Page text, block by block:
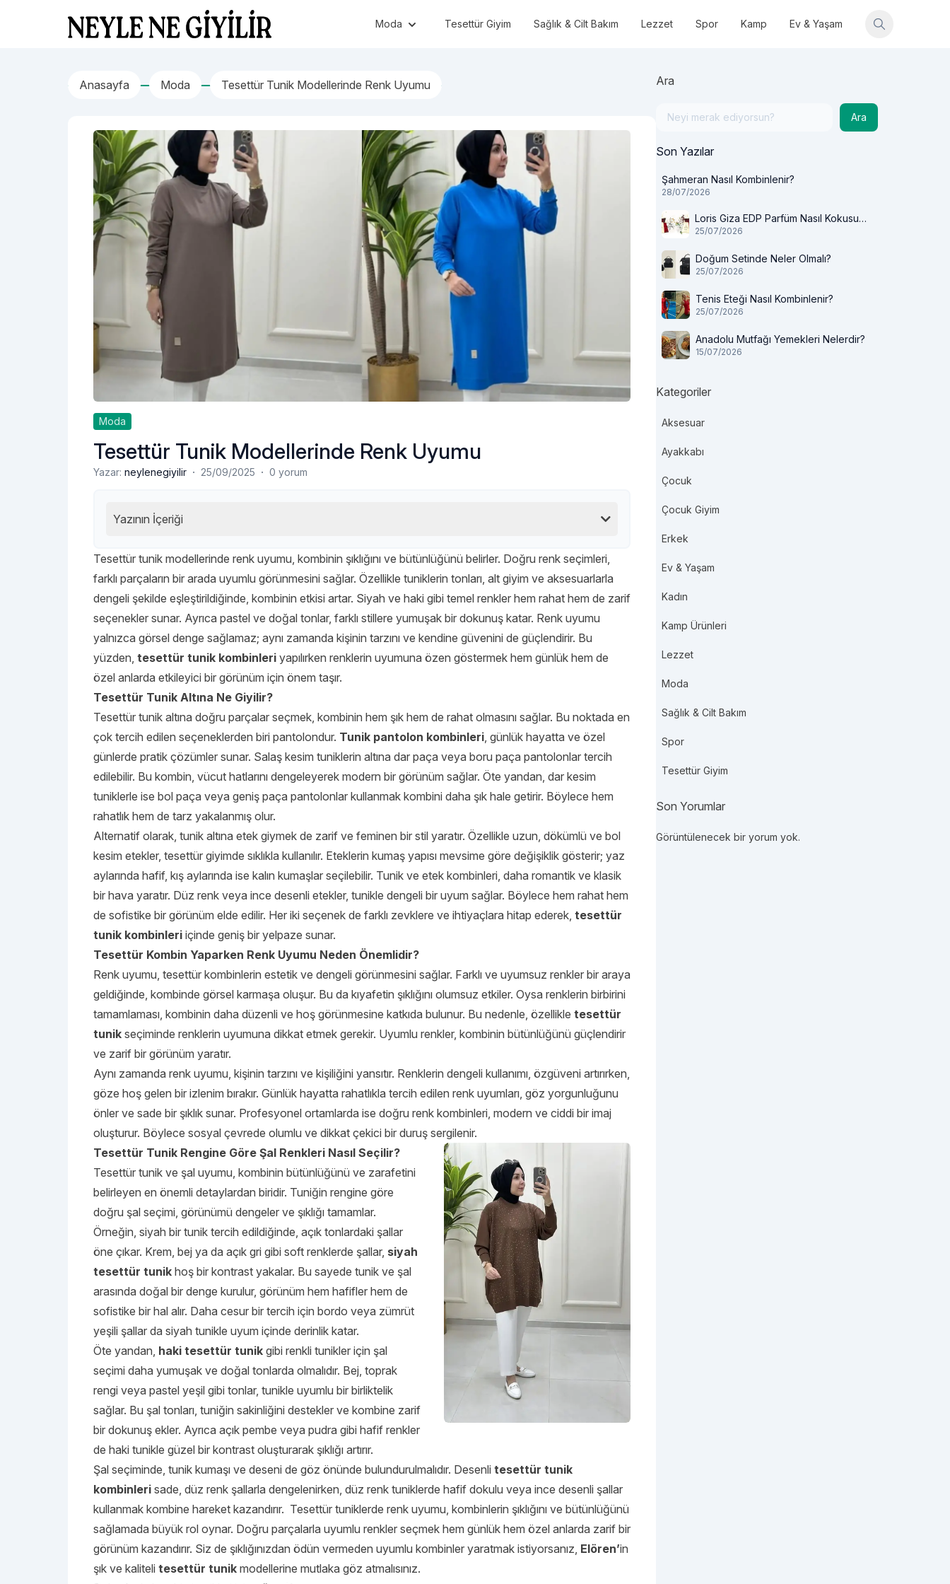
Neyle Ne Giyilir Moda Tesettür Giyim Sağlık & Cilt Bakım Lezzet Spor Kamp Ev & Yaşam
Anasayfa Moda Tesettür Tunik Modellerinde Renk Uyumu
Moda
Tesettür Tunik Modellerinde Renk Uyumu
Yazar: neylenegiyilir · 25/09/2025 · 0 yorum
Yazının İçeriği
Tesettür tunik modellerinde renk uyumu, kombinin şıklığını ve bütünlüğünü belirler. Doğru renk seçimleri,
farklı parçaların bir arada uyumlu görünmesini sağlar. Özellikle tuniklerin tonları, alt giyim ve aksesuarlarla
dengeli şekilde eşleştirildiğinde, kombinin etkisi artar. Siyah ve haki gibi temel renkler hem rahat hem de zarif
seçenekler sunar. Ayrıca pastel ve doğal tonlar, farklı stillere yumuşak bir dokunuş katar. Renk uyumu
yalnızca görsel denge sağlamaz; aynı zamanda kişinin tarzını ve kendine güvenini de güçlendirir. Bu
yüzden, tesettür tunik kombinleri yapılırken renklerin uyumuna özen göstermek hem günlük hem de
özel anlarda etkileyici bir görünüm için önem taşır.
Tesettür Tunik Altına Ne Giyilir?
Tesettür tunik altına doğru parçalar seçmek, kombinin hem şık hem de rahat olmasını sağlar. Bu noktada en
çok tercih edilen seçeneklerden biri pantolondur. Tunik pantolon kombinleri, günlük hayatta ve özel
günlerde pratik çözümler sunar. Salaş kesim tuniklerin altına dar paça veya boru paça pantolonlar tercih
edilebilir. Bu kombin, vücut hatlarını dengeleyerek modern bir görünüm sağlar. Öte yandan, dar kesim
tuniklerle ise bol paça veya geniş paça pantolonlar kullanmak kombini daha şık hale getirir. Böylece hem
rahatlık hem de tarz yakalanmış olur.
Alternatif olarak, tunik altına etek giymek de zarif ve feminen bir stil yaratır. Özellikle uzun, dökümlü ve bol
kesim etekler, tesettür giyimde sıklıkla kullanılır. Eteklerin kumaş yapısı mevsime göre değişiklik gösterir; yaz
aylarında hafif, kış aylarında ise kalın kumaşlar seçilebilir. Tunik ve etek kombinleri, daha romantik ve klasik
bir hava yaratır. Düz renk veya ince desenli etekler, tunikle dengeli bir uyum sağlar. Böylece hem rahat hem
de sofistike bir görünüm elde edilir. Her iki seçenek de farklı zevklere ve ihtiyaçlara hitap ederek, tesettür
tunik kombinleri içinde geniş bir yelpaze sunar.
Tesettür Kombin Yaparken Renk Uyumu Neden Önemlidir?
Renk uyumu, tesettür kombinlerin estetik ve dengeli görünmesini sağlar. Farklı ve uyumsuz renkler bir araya
geldiğinde, kombinde görsel karmaşa oluşur. Bu da kıyafetin şıklığını olumsuz etkiler. Oysa renklerin birbirini
tamamlaması, kombinin daha düzenli ve hoş görünmesine katkıda bulunur. Bu nedenle, özellikle tesettür
tunik seçiminde renklerin uyumuna dikkat etmek gerekir. Uyumlu renkler, kombinin bütünlüğünü güçlendirir
ve zarif bir görünüm yaratır.
Aynı zamanda renk uyumu, kişinin tarzını ve kişiliğini yansıtır. Renklerin dengeli kullanımı, özgüveni artırırken,
göze hoş gelen bir izlenim bırakır. Günlük hayatta rahatlıkla tercih edilen renk uyumları, göz yorgunluğunu
önler ve sade bir şıklık sunar. Profesyonel ortamlarda ise doğru renk kombinleri, modern ve ciddi bir imaj
oluşturur. Böylece sosyal çevrede olumlu ve dikkat çekici bir duruş sergilenir.
Tesettür Tunik Rengine Göre Şal Renkleri Nasıl Seçilir?
Tesettür tunik ve şal uyumu, kombinin bütünlüğünü ve zarafetini
belirleyen en önemli detaylardan biridir. Tuniğin rengine göre
doğru şal seçimi, görünümü dengeler ve şıklığı tamamlar.
Örneğin, siyah bir tunik tercih edildiğinde, açık tonlardaki şallar
öne çıkar. Krem, bej ya da açık gri gibi soft renklerde şallar, siyah
tesettür tunik hoş bir kontrast yakalar. Bu sayede tunik ve şal
arasında doğal bir denge kurulur, görünüm hem hafifler hem de
sofistike bir hal alır. Daha cesur bir tercih için bordo veya zümrüt
yeşili şallar da siyah tunikle uyum içinde derinlik katar.
Öte yandan, haki tesettür tunik gibi renkli tunikler için şal
seçimi daha yumuşak ve doğal tonlarda olmalıdır. Bej, toprak
rengi veya pastel yeşil gibi tonlar, tunikle uyumlu bir birliktelik
sağlar. Bu şal tonları, tuniğin sakinliğini destekler ve kombine zarif
bir dokunuş ekler. Ayrıca açık pembe veya pudra gibi hafif renkler
de haki tunikle güzel bir kontrast oluşturarak şıklığı artırır.
Şal seçiminde, tunik kumaşı ve deseni de göz önünde bulundurulmalıdır. Desenli tesettür tunik
kombinleri sade, düz renk şallarla dengelenirken, düz renk tuniklerde hafif dokulu veya ince desenli şallar
kullanmak kombine hareket kazandırır. Tesettür tuniklerde renk uyumu, kombinlerin şıklığını ve bütünlüğünü
sağlamada büyük rol oynar. Doğru parçalarla uyumlu renkler seçmek hem günlük hem özel anlarda zarif bir
görünüm kazandırır. Siz de şıklığınızdan ödün vermeden uyumlu kombinler yaratmak istiyorsanız, Elören’in
şık ve kaliteli tesettür tunik modellerine mutlaka göz atmalısınız.
Ara
Ara
Son Yazılar
Şahmeran Nasıl Kombinlenir?
28/07/2026
Loris Giza EDP Parfüm Nasıl Kokusu
Var?
25/07/2026
Doğum Setinde Neler Olmalı?
25/07/2026
Tenis Eteği Nasıl Kombinlenir?
25/07/2026
Anadolu Mutfağı Yemekleri Nelerdir?
15/07/2026
Kategoriler
Aksesuar
Ayakkabı
Çocuk
Çocuk Giyim
Erkek
Ev & Yaşam
Kadın
Kamp Ürünleri
Lezzet
Moda
Sağlık & Cilt Bakım
Spor
Tesettür Giyim
Son Yorumlar
Görüntülenecek bir yorum yok.